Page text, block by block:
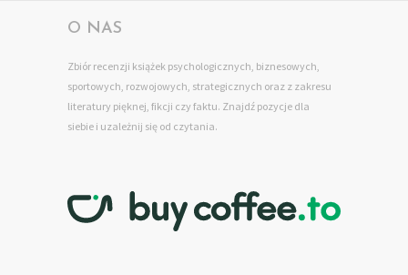
O NAS
Zbiór recenzji książek psychologicznych, biznesowych,
sportowych, rozwojowych, strategicznych oraz z zakresu
literatury pięknej, fikcji czy faktu. Znajdź pozycje dla
siebie i uzależnij się od czytania.